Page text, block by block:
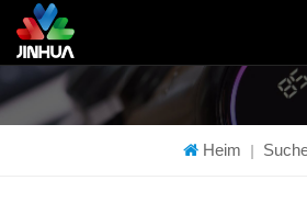
Heim |